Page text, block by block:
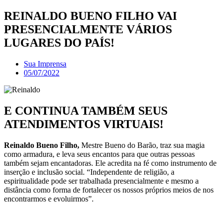
REINALDO BUENO FILHO VAI
PRESENCIALMENTE VÁRIOS
LUGARES DO PAÍS!
Sua Imprensa
05/07/2022
E CONTINUA TAMBÉM SEUS
ATENDIMENTOS VIRTUAIS!
Reinaldo Bueno Filho, Mestre Bueno do Barão, traz sua magia
como armadura, e leva seus encantos para que outras pessoas
também sejam encantadoras. Ele acredita na fé como instrumento de
inserção e inclusão social. “Independente de religião, a
espiritualidade pode ser trabalhada presencialmente e mesmo a
distância como forma de fortalecer os nossos próprios meios de nos
encontrarmos e evoluirmos”.